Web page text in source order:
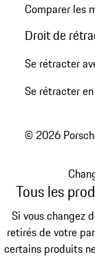
Comparer les
Droit de
Se rétracter
Se rétracter
© 2026
Tous les
Si vous changez
retirés de votre
certains produits